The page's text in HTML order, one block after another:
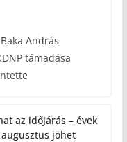
András
támadása
az időjárás – évek
jöhet